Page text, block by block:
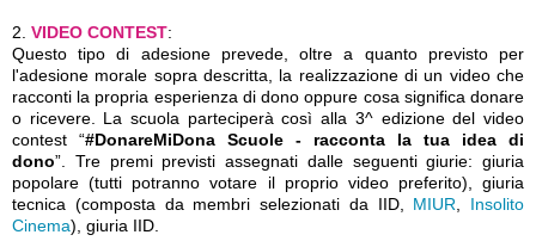
2. VIDEO CONTEST:
Questo tipo di adesione prevede, oltre a quanto previsto per
l'adesione morale sopra descritta, la realizzazione di un video che
racconti la propria esperienza di dono oppure cosa significa donare
o ricevere. La scuola parteciperà così alla 3^ edizione del video
contest “#DonareMiDona Scuole - racconta la tua idea di
dono”. Tre premi previsti assegnati dalle seguenti giurie: giuria
popolare (tutti potranno votare il proprio video preferito), giuria
tecnica (composta da membri selezionati da IID, MIUR
Insolito
Cinema), giuria IID.